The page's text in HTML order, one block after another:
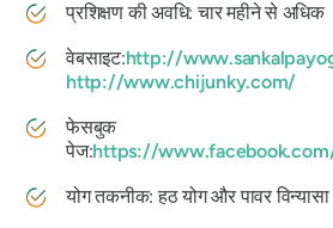
प्रशिक्षण की अवधि: चार महीने से अधिक
वेबसाइट:http://
http://www.chijunky.com/
फेसबुक
पेज:https://
योग तकनीक: हठ योग और पावर विन्यासा